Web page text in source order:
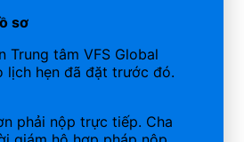
sơ
Trung tâm VFS Global
lịch hẹn đã đặt trước đó.
phải nộp trực tiếp. Cha